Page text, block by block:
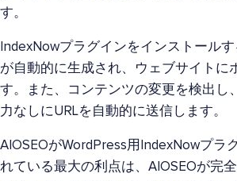
す。
IndexNowプラグインをインストール
が自動的に生成され、ウェブサイトに
す。また、コンテンツの変更を検出し
力なしにURLを自動的に送信します。
AIOSEOがWordPress用IndexNowプラ
れている最大の利点は、AIOSEOが完